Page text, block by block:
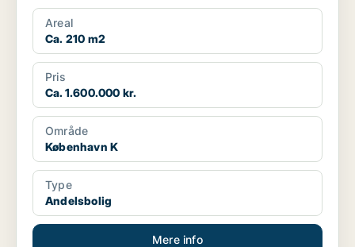
Areal
Ca. 210 m2
Pris
Ca. 1.600.000 kr.
Område
København K
Type
Andelsbolig
Mere info